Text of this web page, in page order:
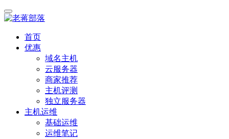
首页
优惠
域名主机
云服务器
商家推荐
主机评测
独立服务器
主机运维
基础运维
运维笔记